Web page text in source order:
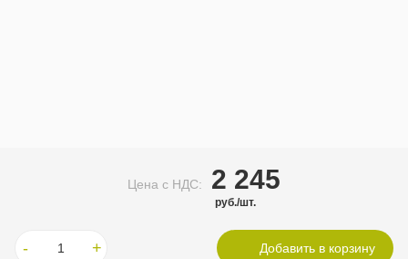
Цена c НДС: 2 245
руб./шт.
- + Добавить в корзину